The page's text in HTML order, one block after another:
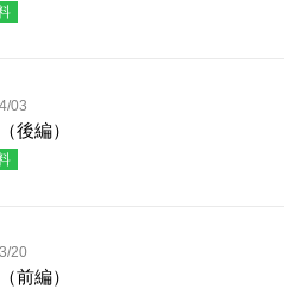
03
後編）
20
前編）